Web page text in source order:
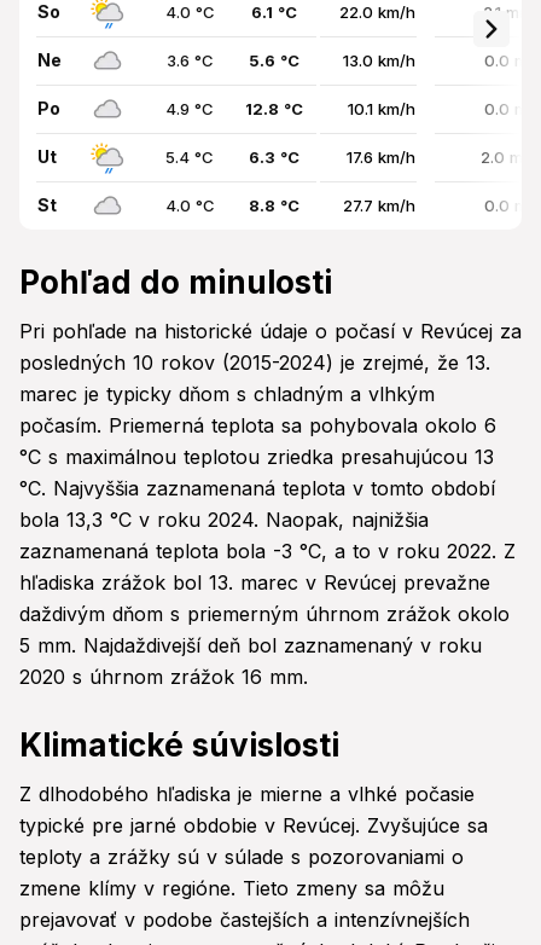
So 4.0 °C 6.1 °C 22.0 km/h 3.1
Ne 3.6 °C 5.6 °C 13.0 km/h 0.0
Po 4.9 °C 12.8 °C 10.1 km/h 0.0
Ut 5.4 °C 6.3 °C 17.6 km/h 2.0
St 4.0 °C 8.8 °C 27.7 km/h 0.0
Pohľad do minulosti
Pri pohľade na historické údaje o počasí v Revúcej za
posledných 10 rokov (2015-2024) je zrejmé, že 13.
marec je typicky dňom s chladným a vlhkým
počasím. Priemerná teplota sa pohybovala okolo 6
°C s maximálnou teplotou zriedka presahujúcou 13
°C. Najvyššia zaznamenaná teplota v tomto období
bola 13,3 °C v roku 2024. Naopak, najnižšia
zaznamenaná teplota bola -3 °C, a to v roku 2022. Z
hľadiska zrážok bol 13. marec v Revúcej prevažne
daždivým dňom s priemerným úhrnom zrážok okolo
5 mm. Najdaždivejší deň bol zaznamenaný v roku
2020 s úhrnom zrážok 16 mm.
Klimatické súvislosti
Z dlhodobého hľadiska je mierne a vlhké počasie
typické pre jarné obdobie v Revúcej. Zvyšujúce sa
teploty a zrážky sú v súlade s pozorovaniami o
zmene klímy v regióne. Tieto zmeny sa môžu
prejavovať v podobe častejších a intenzívnejších